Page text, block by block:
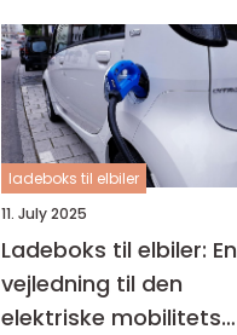
ladeboks til elbiler
11. July 2025
Ladeboks til elbiler: En
vejledning til den
elektriske mobilitets